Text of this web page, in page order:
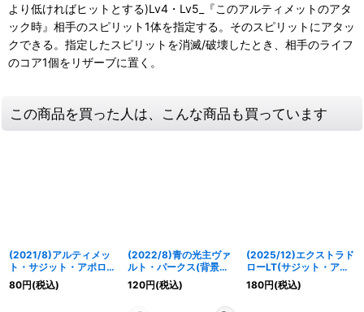
より低ければヒットとする)Lv4・Lv5_『このアルティメットのアタ
ック時』相手のスピリット1体を指定する。そのスピリットにアタッ
クできる。指定したスピリットを消滅/破壊したとき、相手のライフ
のコア1個をリザーブに置く。
この商品を買った人は、こんな商品も買っています
(2021/8)アルティメッ
ト・サジット・アポロド
ラゴン・エピタフ
(BSC38収録)【X】
80円(税込)
(2022/8)青の光主ヴァ
ルト・パークス(背景ス
ピリット)【P】{PX21-
03}《青》
120円(税込)
(2025/12)エクストラド
ローLT(サジット・アポ
ロドラゴン&アルティメ
ット・ムゲンドラゴンイ
180円(税込)